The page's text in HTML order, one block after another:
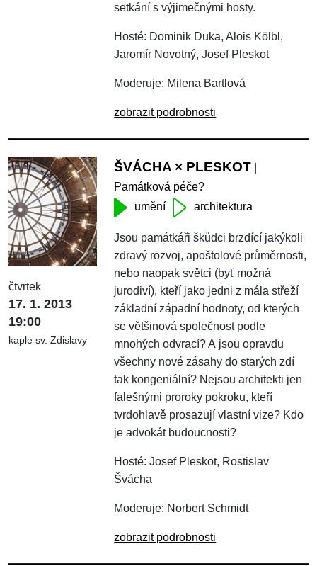
setkání s výjimečnými hosty.
Hosté: Dominik Duka, Alois Kölbl,
Jaromír Novotný, Josef Pleskot
Moderuje: Milena Bartlová
zobrazit podrobnosti
čtvrtek
17. 1. 2013
19:00
kaple sv. Zdislavy
ŠVÁCHA × PLESKOT
Památková péče?
umění
architektura
Jsou památkáři škůdci brzdící jakýkoli
zdravý rozvoj, apoštolové průměrnosti,
nebo naopak světci (byť možná
jurodiví), kteří jako jedni z mála střeží
základní západní hodnoty, od kterých
se většinová společnost podle
mnohých odvrací? A jsou opravdu
všechny nové zásahy do starých zdí
tak kongeniální? Nejsou architekti jen
falešnými proroky pokroku, kteří
tvrdohlavě prosazují vlastní vize? Kdo
je advokát budoucnosti?
Hosté: Josef Pleskot, Rostislav
Švácha
Moderuje: Norbert Schmidt
zobrazit podrobnosti